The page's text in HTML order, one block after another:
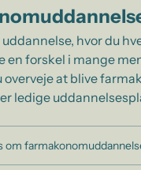
hvor du
en forskel i mange
overveje at blive
ledige
om